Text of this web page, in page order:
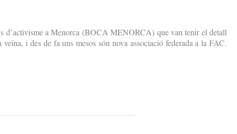
d’activisme a Menorca (BOCA MENORCA) que van tenir el detall
i des de fa uns mesos són nova associació federada a la FAC.